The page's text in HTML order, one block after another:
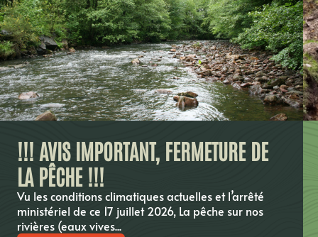
!!! AVIS IMPORTANT, FERMETURE DE
LA PÊCHE !!!
Vu les conditions climatiques actuelles et l’arrêté
ministériel de ce 17 juillet 2026, La pêche sur nos
rivières (eaux vives...